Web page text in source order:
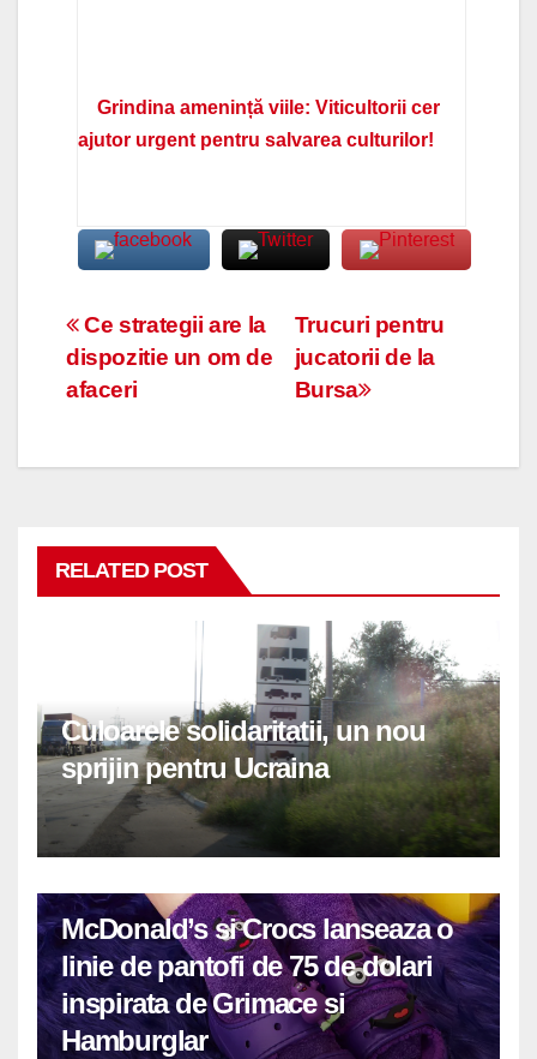
Grindina amenință viile: Viticultorii cer
ajutor urgent pentru salvarea culturilor!
Navigare
în
Trucuri pentru
jucatorii de la
Bursa
Ce strategii are la
dispozitie un om de
afaceri
RELATED POST
Culoarele solidaritatii, un nou
sprijin pentru Ucraina
McDonald’s si Crocs lanseaza o
linie de pantofi de 75 de dolari
inspirata de Grimace si
Hamburglar